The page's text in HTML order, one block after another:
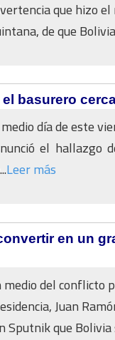
que hizo
de que
basurero
día de este
el hallazgo
Leer más
en un
medio del conflicto
Juan
Sputnik que Bolivia